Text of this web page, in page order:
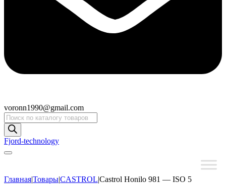
voronn1990@gmail.com
Поиск
товаров
Fjord-technology
Главная|Товары|CASTROL|Castrol Honilo 981 — ISO 5